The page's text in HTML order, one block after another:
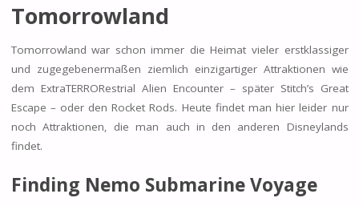
Tomorrowland
Tomorrowland war schon immer die Heimat vieler erstklassiger
und zugegebenermaßen ziemlich einzigartiger Attraktionen wie
dem ExtraTERRORestrial Alien Encounter – später Stitch’s Great
Escape – oder den Rocket Rods. Heute findet man hier leider nur
noch Attraktionen, die man auch in den anderen Disneylands
findet.
Finding Nemo Submarine Voyage